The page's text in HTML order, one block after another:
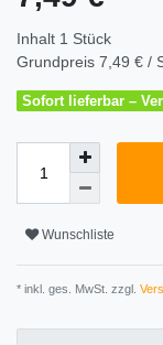
Inhalt 1 Stück
Grundpreis 7,49 € /
Sofort lieferbar –
Wunschliste
* inkl. ges. MwSt. zzgl.